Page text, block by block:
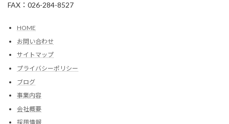
FAX：026-284-8527
HOME
お問い合わせ
サイトマップ
プライバシーポリシー
ブログ
事業内容
会社概要
採用情報